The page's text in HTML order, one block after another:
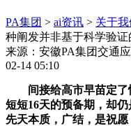
PA集团 > ai资讯 > 关于我
种阐发并非基于科学验证
来源：安徽PA集团交通
02-14 05:10
间接给高市早苗定了
短短16天的预备期，却
先天本质，广结，是祝